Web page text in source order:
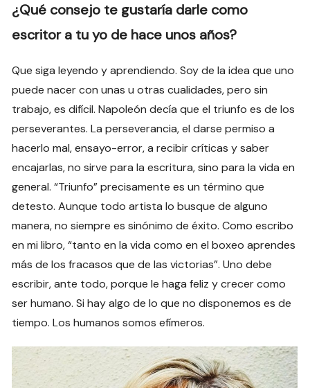
¿Qué consejo te gustaría darle como
escritor a tu yo de hace unos años?
Que siga leyendo y aprendiendo. Soy de la idea que uno
puede nacer con unas u otras cualidades, pero sin
trabajo, es difícil. Napoleón decía que el triunfo es de los
perseverantes. La perseverancia, el darse permiso a
hacerlo mal, ensayo-error, a recibir críticas y saber
encajarlas, no sirve para la escritura, sino para la vida en
general. “Triunfo” precisamente es un término que
detesto. Aunque todo artista lo busque de alguno
manera, no siempre es sinónimo de éxito. Como escribo
en mi libro, “tanto en la vida como en el boxeo aprendes
más de los fracasos que de las victorias”. Uno debe
escribir, ante todo, porque le haga feliz y crecer como
ser humano. Si hay algo de lo que no disponemos es de
tiempo. Los humanos somos efímeros.